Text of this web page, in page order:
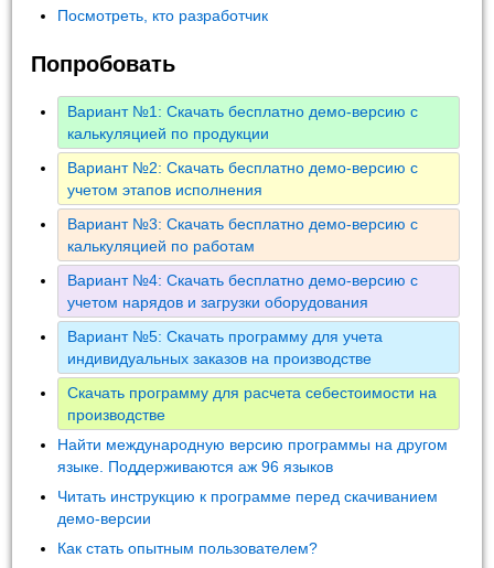
Посмотреть, кто разработчик
Попробовать
Вариант №1: Скачать бесплатно демо-версию с
калькуляцией по продукции
Вариант №2: Скачать бесплатно демо-версию с
учетом этапов исполнения
Вариант №3: Скачать бесплатно демо-версию с
калькуляцией по работам
Вариант №4: Скачать бесплатно демо-версию с
учетом нарядов и загрузки оборудования
Вариант №5: Скачать программу для учета
индивидуальных заказов на производстве
Скачать программу для расчета себестоимости на
производстве
Найти международную версию программы на другом
языке. Поддерживаются аж 96 языков
Читать инструкцию к программе перед скачиванием
демо-версии
Как стать опытным пользователем?